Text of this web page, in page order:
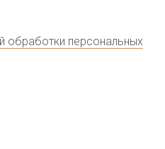
обработки персональных